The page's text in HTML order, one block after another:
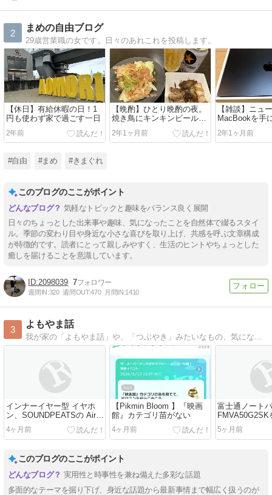
2
まめの自由ブログ
29歳営業職の女です。日々のあれこれを投稿します。
【休日】有給休暇の日！1
円も使わず家で過ごす一日
2年前
【晩酌】ひとり晩酌の夜。
焼き鳥にキンキンビールで
乾杯！
2年1ヶ月前
【雑談】ニュ
MacBookを手
よ！〜乾燥に
2年1ヶ月前
#自由 #まめ #きまぐれ
このブログのここがポイント
気軽なトピックと趣味をバランス良く展開
日々のちょっとした出来事や趣味、気になったことを自然体で綴るスタイ
ル。季節の変わり目や身近な小さな喜びを取り上げ、共感を呼ぶ文章構成
が特徴的です。読者にとって親しみやすく、生活のヒントやちょっとした
癒しを届けることを意識しています。
2098039 7
週間IN:320 週間OUT:470 月間IN:1410
3
よもやま話
インナーイヤー型 イヤホ
ン、SOUNDPEATSの Air6
HSを買いました
4ヶ月前
【Pikmin Bloom 】『映画
館』カテゴリ苗がない
4ヶ月前
富士通ノート
FMVA50G2SK
もらった
5ヶ月前
このブログのここがポイント
実用性と時事性を兼ね備えた多彩な話題
多面的なテーマを掘り下げ、身近な話題から最新事情まで幅広く扱うのが